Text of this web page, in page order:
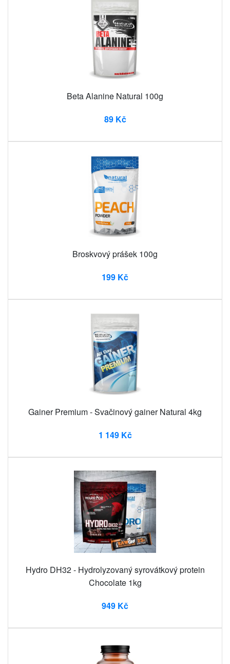
Beta Alanine Natural 100g
89 Kč
Broskvový prášek 100g
199 Kč
Gainer Premium - Svačinový gainer Natural 4kg
1 149 Kč
Hydro DH32 - Hydrolyzovaný syrovátkový protein
Chocolate 1kg
949 Kč